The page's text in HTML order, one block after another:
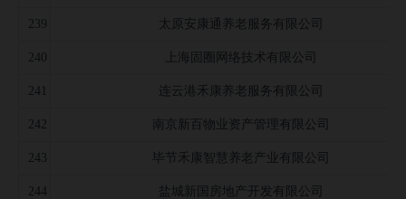
239 太原安康通养老服务有限公司
240 上海固圈网络技术有限公司
241 连云港禾康养老服务有限公司
242 南京新百物业资产管理有限公司
243 毕节禾康智慧养老产业有限公司
244 盐城新国房地产开发有限公司